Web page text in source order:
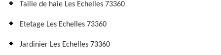
Taille de haie Les Echelles 73360
Etetage Les Echelles 73360
Jardinier Les Echelles 73360